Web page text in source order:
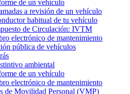
de un vehículo
a revisión de un vehículo
habitual de tu vehículo
de Circulación: IVTM
electrónico de mantenimiento
pública de vehículos
ambiental
de un vehículo
electrónico de mantenimiento
de Movilidad Personal (VMP)